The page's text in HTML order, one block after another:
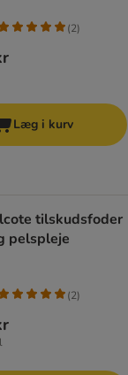
(2)
Læg i kurv
tilskudsfoder
pelspleje
(2)